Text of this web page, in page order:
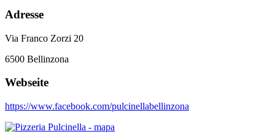
Adresse
Via Franco Zorzi 20
6500 Bellinzona
Webseite
https://www.facebook.com/pulcinellabellinzona